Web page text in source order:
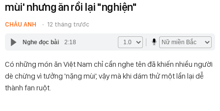
mùi' nhưng ăn rồi lại "nghiện"
CHÂU ANH 12 tháng trước
Nghe đọc bài 2:18
Có những món ăn Việt Nam chỉ cần nghe tên đã khiến nhiều người
dè chừng vì tưởng 'nặng mùi', vậy mà khi dám thử một lần lại dễ
thành fan ruột.